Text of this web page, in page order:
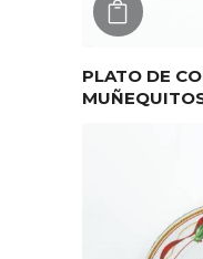
PLATO DE